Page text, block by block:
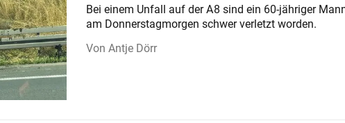
Bei einem Unfall auf der A 8 sind ein 60-jähriger
am Donnerstagmorgen schwer verletzt worden.
Antje Dörr